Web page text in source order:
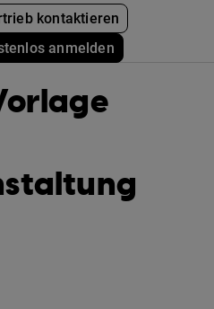
kontaktieren
anmelden